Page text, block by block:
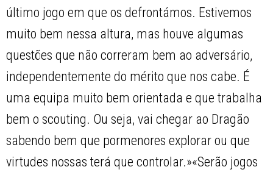
último jogo em que os defrontámos. Estivemos
muito bem nessa altura, mas houve algumas
questões que não correram bem ao adversário,
independentemente do mérito que nos cabe. É
uma equipa muito bem orientada e que trabalha
bem o scouting. Ou seja, vai chegar ao Dragão
sabendo bem que pormenores explorar ou que
virtudes nossas terá que controlar.»«Serão jogos